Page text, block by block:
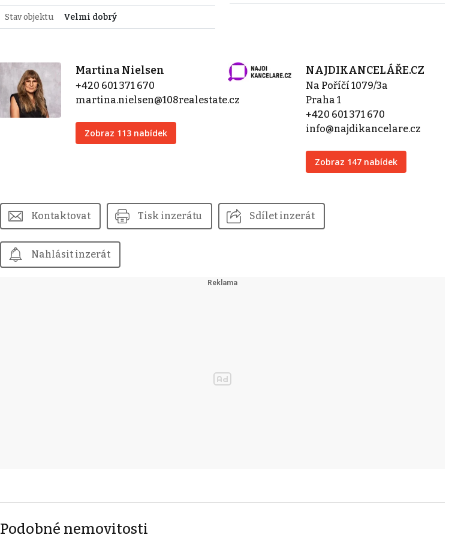
Stav objektu Velmi dobrý
Martina Nielsen
+420 601 371 670
martina.nielsen@108realestate.cz
Zobraz 113 nabídek
NAJDIKANCELÁŘE.CZ
Na Poříčí 1079/3a
Praha 1
+420 601 371 670
info@najdikancelare.cz
Zobraz 147 nabídek
Kontaktovat Tisk inzerátu Sdílet inzerát
Nahlásit inzerát
Podobné nemovitosti